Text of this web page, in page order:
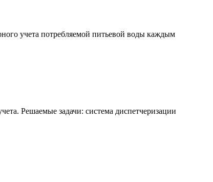
учета потребляемой питьевой воды каждым
Решаемые задачи: система диспетчеризации